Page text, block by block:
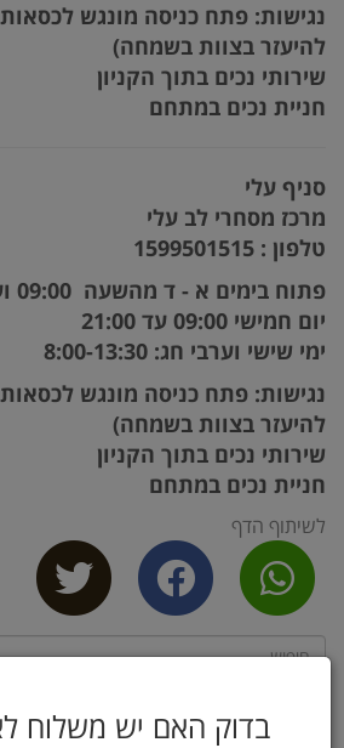
בדוק האם יש משלוח
נגישות: פתח כניסה מונגש לכסאות
להיעזר בצוות בשמחה)
שירותי נכים בתוך הקניון
חניית נכים במתחם
סניף עלי
מרכז מסחרי לב עלי
טלפון : 1599501515
פתוח בימים א - ד מהשעה 09:00 ועד 20:00
יום חמישי 09:00 עד 21:00
ימי שישי וערבי חג: 8:00-13:30
נגישות: פתח כניסה מונגש לכסאות
להיעזר בצוות בשמחה)
שירותי נכים בתוך הקניון
חניית נכים במתחם
לשיתוף הדף
מאמרים נוספים